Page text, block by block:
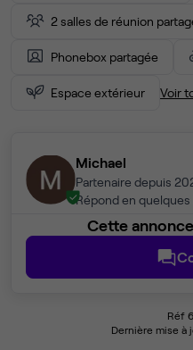
2 salles de réunion
Phonebox partagée
Espace extérieur Voir
Michael
Partenaire depuis
Répond en
Cette
Réf
Dernière mise à